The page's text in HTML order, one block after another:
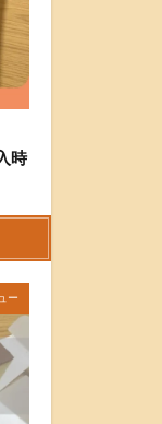
時
ー